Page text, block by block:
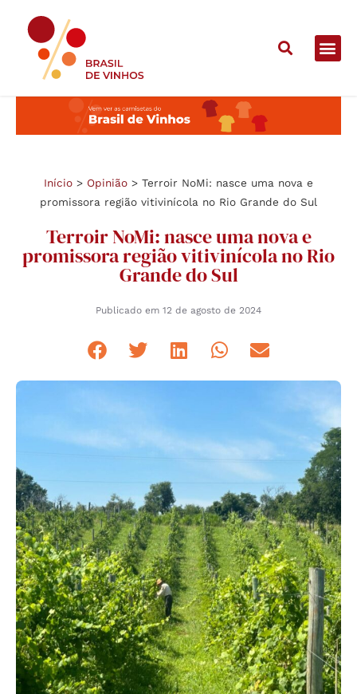
Início > Opinião > Terroir NoMi: nasce uma nova e
promissora região vitivinícola no Rio Grande do Sul
Terroir NoMi: nasce uma nova e
promissora região vitivinícola no Rio
Grande do Sul
Publicado em 12 de agosto de 2024